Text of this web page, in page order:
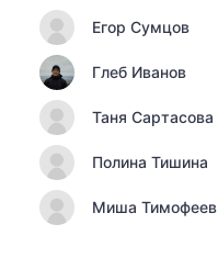
Егор Сумцов
Глеб Иванов
Таня Сартасова
Полина Тишина
Миша Тимофеев